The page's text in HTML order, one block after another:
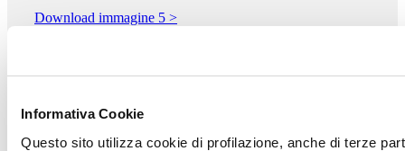
Informativa Cookie
Questo sito utilizza cookie di profilazione, anche di terze
Download immagine 5 >
Download PDF